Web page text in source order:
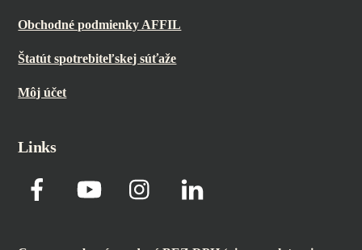
Obchodné podmienky AFFIL
Štatút spotrebiteľskej súťaže
Môj účet
Links
Facebook YouTube Instagram